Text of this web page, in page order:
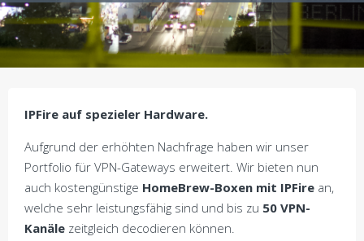
IPFire auf spezieler Hardware.
Aufgrund der erhöhten Nachfrage haben wir unser
Portfolio für VPN-Gateways erweitert. Wir bieten nun
auch kostengünstige HomeBrew-Boxen mit IPFire an,
welche sehr leistungsfähig sind und bis zu 50 VPN-
Kanäle zeitgleich decodieren können.